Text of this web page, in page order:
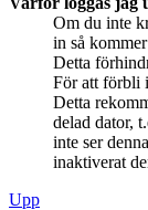
Om du inte
in så
Detta
För att förbli
Detta
delad dator,
inte ser
inaktiverat
Upp